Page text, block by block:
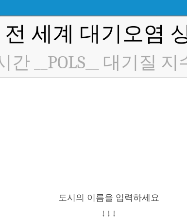
전 세계 대기오염
간 __POLS__ 대기질 지
도시의 이름을 입력하세요
↓ ↓ ↓